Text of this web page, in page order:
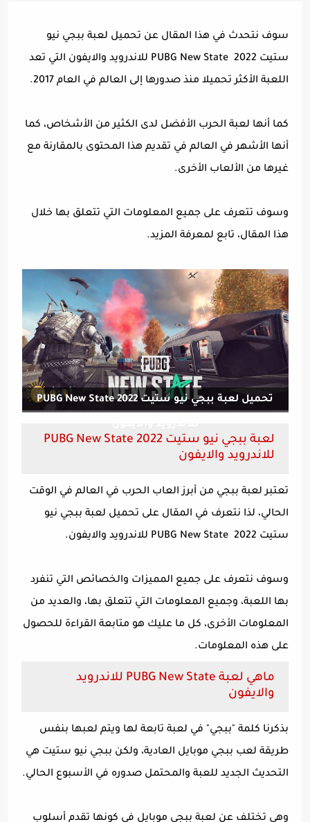
سوف نتحدث في هذا المقال عن تحميل لعبة ببجي نيو
ستيت PUBG New State 2022 للاندرويد والايفون التي تعد
اللعبة الأكثر تحميلا منذ صدورها إلى العالم في العام 2017.
كما أنها لعبة الحرب الأفضل لدى الكثير من الأشخاص، كما
أنها الأشهر في العالم في تقديم هذا المحتوى بالمقارنة مع
غيرها من الألعاب الأخرى.
وسوف تتعرف على جميع المعلومات التي تتعلق بها خلال
هذا المقال، تابع لمعرفة المزيد.
تحميل لعبة ببجي نيو ستيت PUBG New State 2022
لعبة ببجي نيو ستيت PUBG New State 2022
للاندرويد والايفون
تعتبر لعبة ببجي من أبرز العاب الحرب في العالم في الوقت
الحالي، لذا نتعرف في المقال على تحميل لعبة ببجي نيو
ستيت PUBG New State 2022 للاندرويد والايفون.
وسوف نتعرف على جميع المميزات والخصائص التي تنفرد
بها اللعبة، وجميع المعلومات التي تتعلق بها، والعديد من
المعلومات الأخرى، كل ما عليك هو متابعة القراءة للحصول
على هذه المعلومات.
ماهي لعبة PUBG New State للاندرويد
والايفون
بذكرنا كلمة "ببجي" في لعبة تابعة لها ويتم لعبها بنفس
طريقة لعب ببجي موبايل العادية، ولكن ببجي نيو ستيت هي
التحديث الجديد للعبة والمحتمل صدوره في الأسبوع الحالي.
وهي تختلف عن لعبة ببجي موبايل في كونها تقدم أسلوب